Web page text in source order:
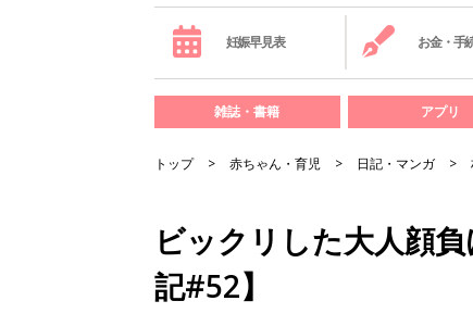
妊娠早見表 お金・手
雑誌・書籍 アプリ
トップ 赤ちゃん・育児 日記・マンガ
ビックリした大人顔
記#52】